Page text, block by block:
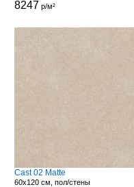
8247 р/м²
Cast 02 Matte
60x120 см, пол/стены